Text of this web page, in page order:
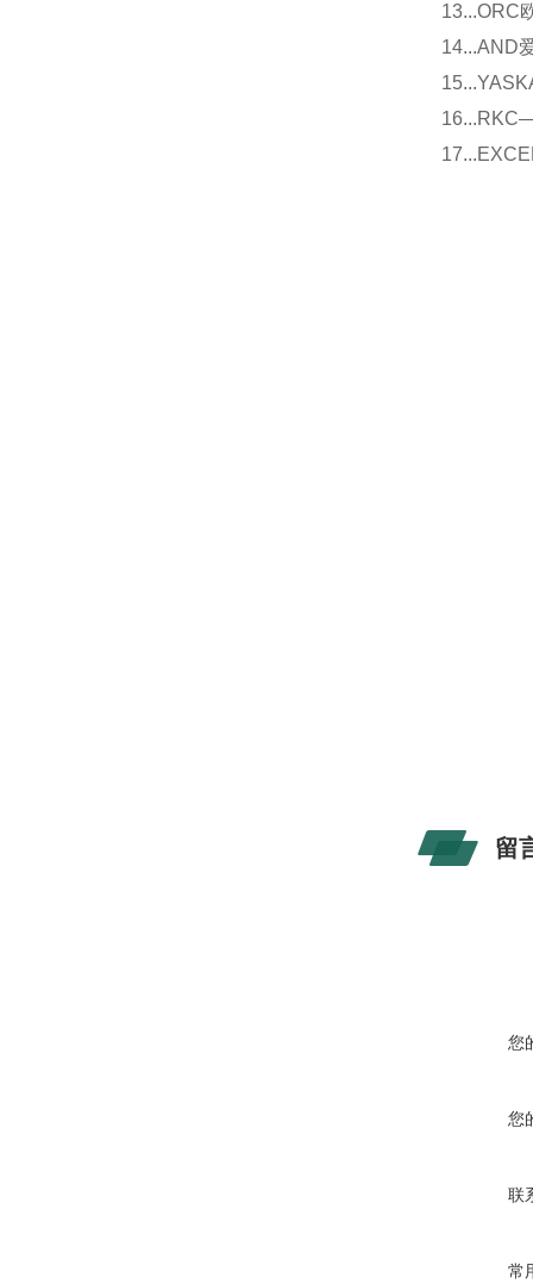
13...ORC
14...AND
留
您
您
联
常